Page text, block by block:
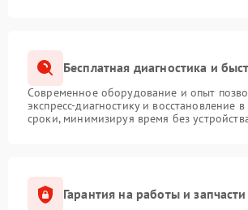
Бесплатная диагностика и
Современное оборудование и опыт
экспресс-диагностику и восстановление
сроки, минимизируя время без
Гарантия на работы и запчасти